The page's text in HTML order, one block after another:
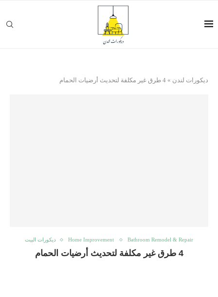
ديكورات لندن » 4 طرق غير مكلفة لتحديث أرضيات الحمام
Bathroom Remodel & Repair
Home Improvement ديكورات البيت
4 طرق غير مكلفة لتحديث أرضيات الحمام